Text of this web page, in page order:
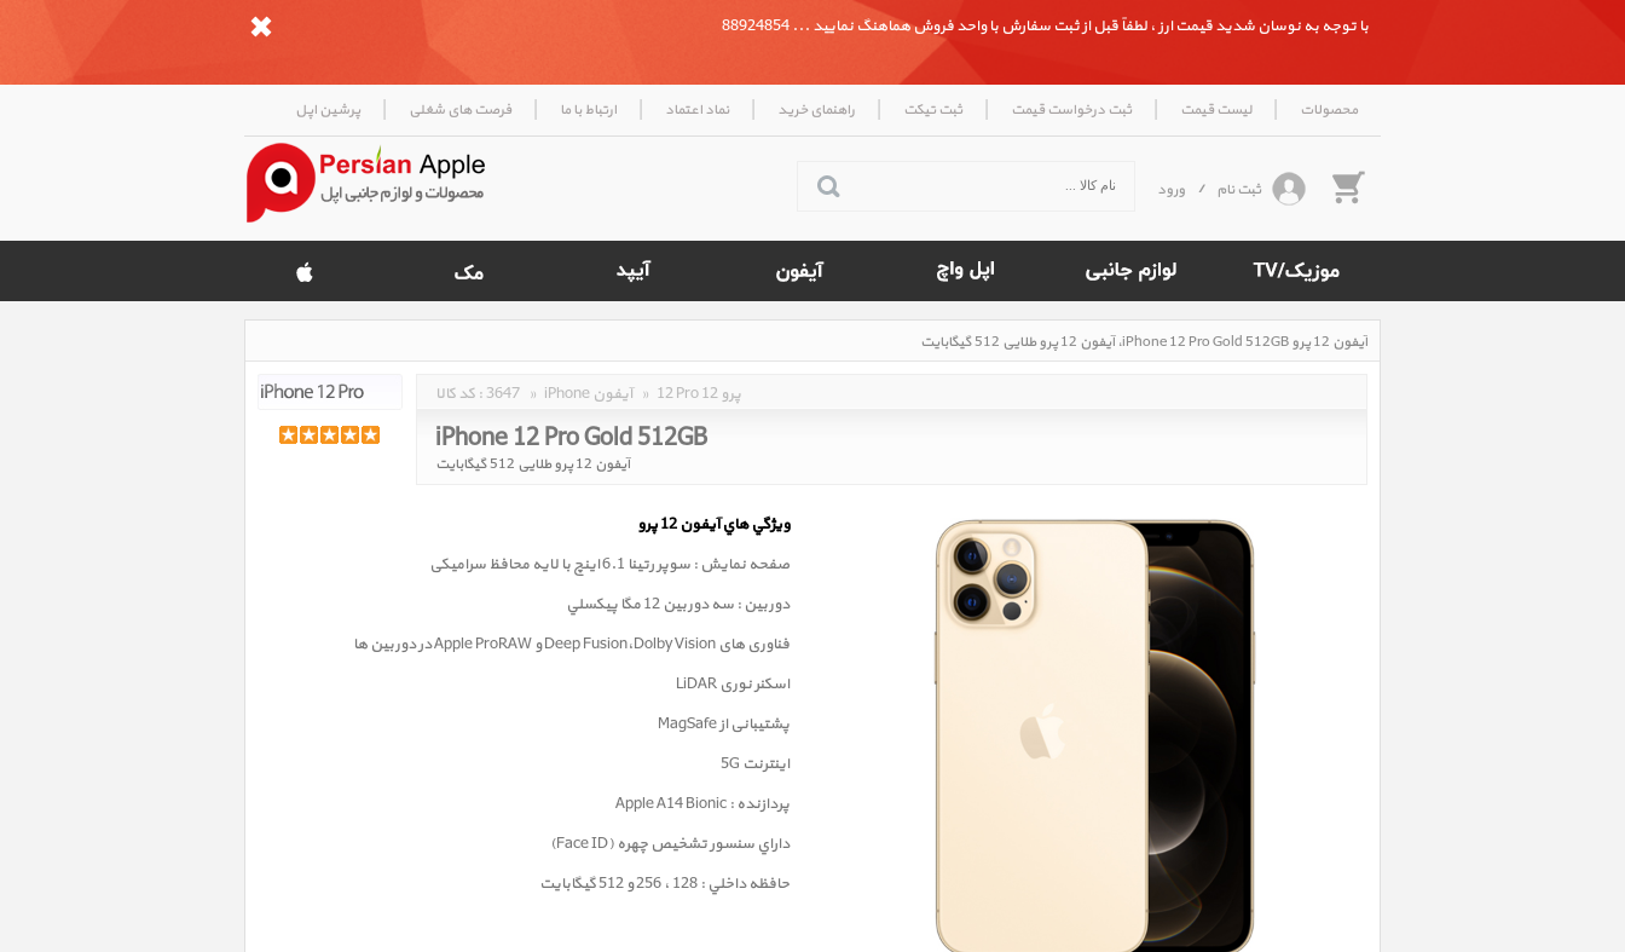
با توجه به نوسان شدید قیمت ارز ، لطفاً قبل از ثبت سفارش با واحد فروش هماهنگ نمایید ... 88924854
محصولات | لیست قیمت | ثبت درخواست قیمت | ثبت تیکت | راهنمای خرید | نماد اعتماد | ارتباط با ما | فرصت های شغلی | پرشین اپل
ثبت نام / ورود
آیفون 12 پرو iPhone 12 Pro Gold 512GB، آیفون 12 پرو طلایی 512 گیگابایت
Rated
کد کالا : 3647 » iPhone آیفون » 12 Pro 12 پرو
iPhone 12 Pro Gold 512GB
آیفون 12 پرو طلایی 512 گیگابایت
ويژگي هاي آيفون 12 پرو
صفحه نمايش : سوپر رتينا 6.1 اينچ با لایه محافظ سرامیکی
دوربين : سه دوربین 12 مگا پيکسلي
فناوری های Deep Fusion،Dolby Vision و Apple ProRAW در دوربین ها
اسکنر نوری LiDAR
پشتیبانی از MagSafe
اینترنت 5G
پردازنده : Apple A14 Bionic
داراي سنسور تشخيص چهره (Face ID)
حافظه داخلي : 128 ، 256 و 512 گيگابايت